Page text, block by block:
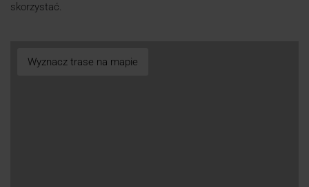
skorzystać.
Wyznacz trase na mapie